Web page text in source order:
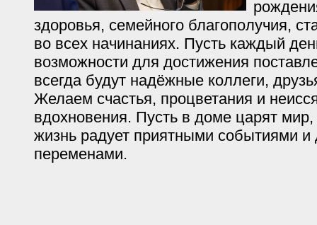
здоровья, семейного благополучия,
во всех начинаниях. Пусть каждый
возможности для достижения
всегда будут надёжные коллеги,
Желаем счастья, процветания и
вдохновения. Пусть в доме царят
жизнь радует приятными событиями
переменами.